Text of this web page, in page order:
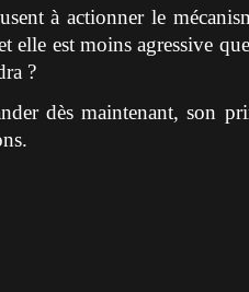
à actionner le
elle est moins agressive
?
dès maintenant, son